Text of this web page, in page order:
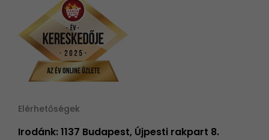
Elérhetőségek
Irodánk: 1137 Budapest, Újpesti rakpart 8.